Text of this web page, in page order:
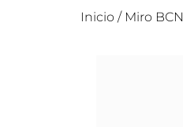
Inicio / Miro BCN